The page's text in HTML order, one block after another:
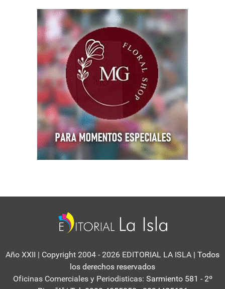
Año XXII | Copyright 2004 - 2026 EDITORIAL LA ISLA | Todos
los derechos reservados
Oficinas Comerciales y Periodisticas: Sarmiento 581 - 2º